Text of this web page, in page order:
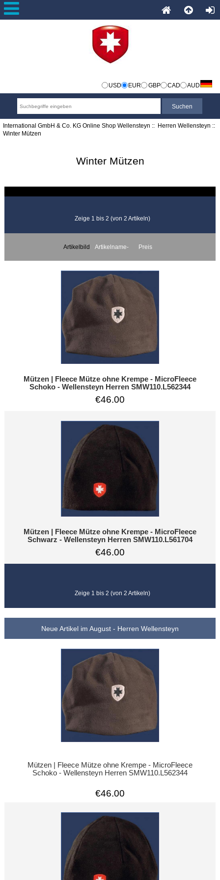
USD EUR GBP CAD AUD
International GmbH & Co. KG Online Shop Wellensteyn :: Herren Wellensteyn ::
Winter Mützen
Winter Mützen
Zeige 1 bis 2 (von 2 Artikeln)
Artikelbild Artikelname- Preis
Mützen | Fleece Mütze ohne Krempe - MicroFleece
Schoko - Wellensteyn Herren SMW110.L562344
€46.00
Mützen | Fleece Mütze ohne Krempe - MicroFleece
Schwarz - Wellensteyn Herren SMW110.L561704
€46.00
Zeige 1 bis 2 (von 2 Artikeln)
Neue Artikel im August - Herren Wellensteyn
Mützen | Fleece Mütze ohne Krempe - MicroFleece
Schoko - Wellensteyn Herren SMW110.L562344
€46.00